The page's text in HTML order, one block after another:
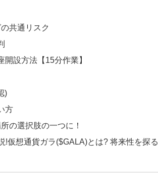
共通リスク
開設方法【15分作業】
)
方
の選択肢の一つに！
!仮想通貨ガラ($GALA)とは? 将来性を探る